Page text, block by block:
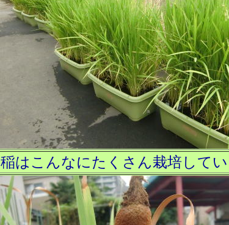
稲はこんなにたくさん栽培して